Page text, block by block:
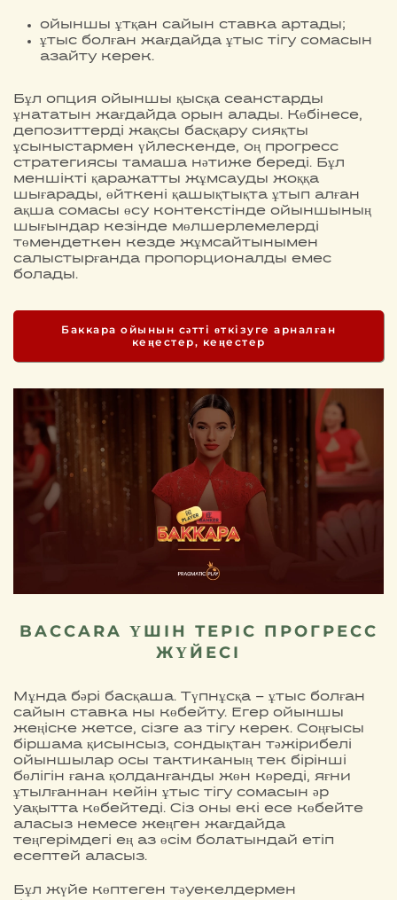
ойыншы ұтқан сайын ставка артады;
ұтыс болған жағдайда ұтыс тігу сомасын
азайту керек.
Бұл опция ойыншы қысқа сеанстарды
ұнататын жағдайда орын алады. Көбінесе,
депозиттерді жақсы басқару сияқты
ұсыныстармен үйлескенде, оң прогресс
стратегиясы тамаша нәтиже береді. Бұл
меншікті қаражатты жұмсауды жоққа
шығарады, өйткені қашықтықта ұтып алған
ақша сомасы өсу контекстінде ойыншының
шығындар кезінде мөлшерлемелерді
төмендеткен кезде жұмсайтынымен
салыстырғанда пропорционалды емес
болады.
Баккара ойынын сәтті өткізуге арналған
кеңестер, кеңестер
BACCARA ҮШІН ТЕРІС ПРОГРЕСС
ЖҮЙЕСІ
Мұнда бәрі басқаша. Түпнұсқа – ұтыс болған
сайын ставка ны көбейту. Егер ойыншы
жеңіске жетсе, сізге аз тігу керек. Соңғысы
біршама қисынсыз, сондықтан тәжірибелі
ойыншылар осы тактиканың тек бірінші
бөлігін ғана қолданғанды жөн көреді, яғни
ұтылғаннан кейін ұтыс тігу сомасын әр
уақытта көбейтеді. Сіз оны екі есе көбейте
аласыз немесе жеңген жағдайда
теңгерімдегі ең аз өсім болатындай етіп
есептей аласыз.
Бұл жүйе көптеген тәуекелдермен